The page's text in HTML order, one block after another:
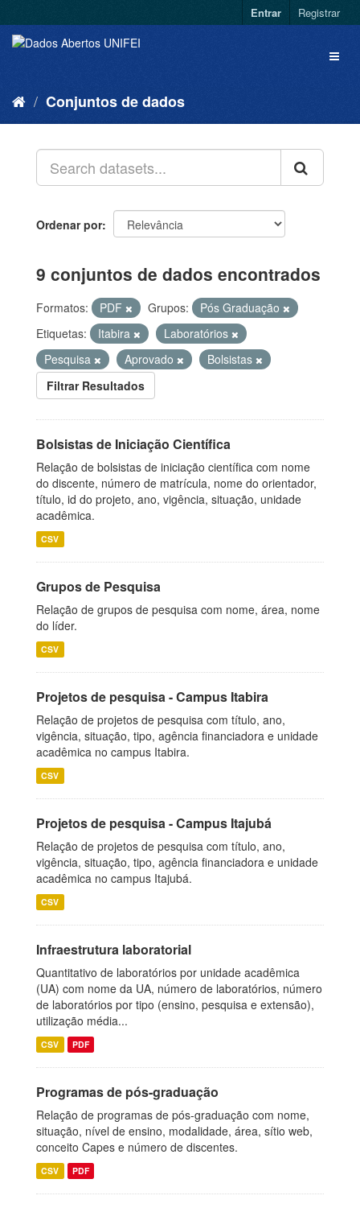
Entrar Registrar
Conjuntos de dados
Ordenar por
9 conjuntos de dados encontrados
Formatos: PDF Grupos:
Pós Graduação
Etiquetas:
Itabira
Laboratórios
Pesquisa
Aprovado
Bolsistas
Filtrar Resultados
Bolsistas de Iniciação Científica
Relação de bolsistas de iniciação científica com nome
do discente, número de matrícula, nome do orientador,
título, id do projeto, ano, vigência, situação, unidade
acadêmica.
CSV
Grupos de Pesquisa
Relação de grupos de pesquisa com nome, área, nome
do líder.
CSV
Projetos de pesquisa - Campus Itabira
Relação de projetos de pesquisa com título, ano,
vigência, situação, tipo, agência financiadora e unidade
acadêmica no campus Itabira.
CSV
Projetos de pesquisa - Campus Itajubá
Relação de projetos de pesquisa com título, ano,
vigência, situação, tipo, agência financiadora e unidade
acadêmica no campus Itajubá.
CSV
Infraestrutura laboratorial
Quantitativo de laboratórios por unidade acadêmica
(UA) com nome da UA, número de laboratórios, número
de laboratórios por tipo (ensino, pesquisa e extensão),
utilização média...
CSV PDF
Programas de pós-graduação
Relação de programas de pós-graduação com nome,
situação, nível de ensino, modalidade, área, sítio web,
conceito Capes e número de discentes.
CSV PDF